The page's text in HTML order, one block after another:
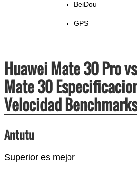
BeiDou
GPS
Huawei Mate 30 Pro
Mate 30
Velocidad Benchmarks
Antutu
Superior es mejor